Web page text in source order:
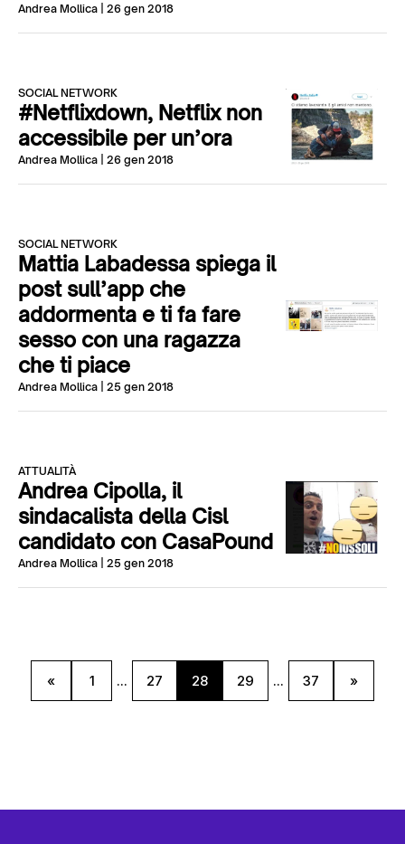
Andrea Mollica | 26 gen 2018
SOCIAL NETWORK
#Netflixdown, Netflix non
accessibile per un’ora
Andrea Mollica | 26 gen 2018
SOCIAL NETWORK
Mattia Labadessa spiega il
post sull’app che
addormenta e ti fa fare
sesso con una ragazza
che ti piace
Andrea Mollica | 25 gen 2018
ATTUALITÀ
Andrea Cipolla, il
sindacalista della Cisl
candidato con CasaPound
Andrea Mollica | 25 gen 2018
« 1 ... 27 28 29 ... 37 »